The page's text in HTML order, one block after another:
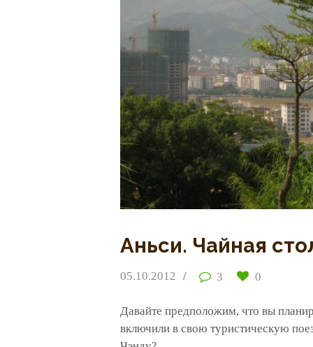
Аньси. Чайная
05.10.2012 3 0
Давайте предположим, что вы
включили в свою туристическую